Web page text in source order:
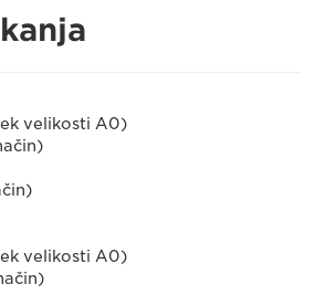
velikosti A0)
velikosti A0)